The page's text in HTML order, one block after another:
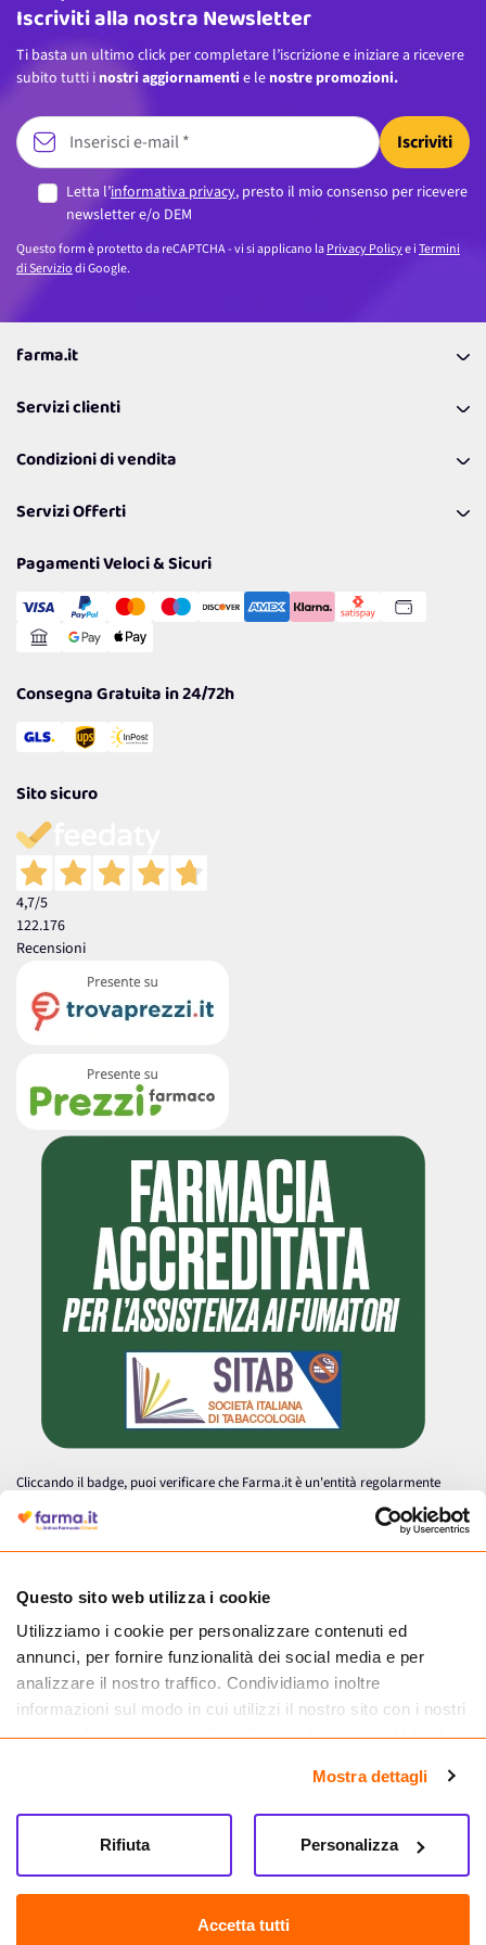
Questo sito web utilizza i cookie
Utilizziamo i cookie per personalizzare contenuti ed
annunci, per fornire funzionalità dei social media e per
analizzare il nostro traffico. Condividiamo inoltre
informazioni sul modo in cui utilizzi il nostro sito con i nostri
partner che si occupano di analisi dei dati web, pubblicità e
informazioni che hai fornito loro o che hanno raccolto dal
tuo utilizzo dei loro servizi.
Mostra dettagli
Accetta tutti
Personalizza
Rifiuta
Iscriviti alla nostra Newsletter
Ti basta un ultimo click per completare l’iscrizione e iniziare a ricevere
subito tutti i nostri aggiornamenti e le nostre promozioni.
Iscriviti
Letta l’informativa privacy, presto il mio consenso per ricevere
newsletter e/o DEM
Questo form è protetto da reCAPTCHA - vi si applicano laPrivacy Policye iTermini
di Serviziodi Google.
farma.it
Coupon
Lavora con noi
Politiche per la parità di genere
Servizi clienti
Richiamami
Resi
Condizioni di vendita
Spedizioni
Cookie Policy
Gestisci Cookie
Servizi Offerti
Reso Facile e Veloce
Pagamenti Veloci & Sicuri
Consegna Gratuita in 24/72h
Sito sicuro
4,7/5
122.176
Recensioni
Cliccando il badge, puoi verificare che Farma.it è un'entità regolarmente
autorizzata dal Ministero della Salute a effettuare la vendita online di
medicinali.
Farma.it S.a.s. P. IVA 07417261216 REA: NA-884088
CREDITS
Sede legale Via delle Repubbliche Marinare 128, 80147 Napoli